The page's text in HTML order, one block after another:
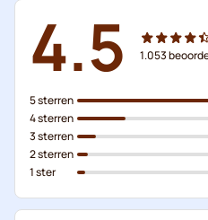
4.5 1.053
5 sterren
4 sterren
3 sterren
2 sterren
1 ster